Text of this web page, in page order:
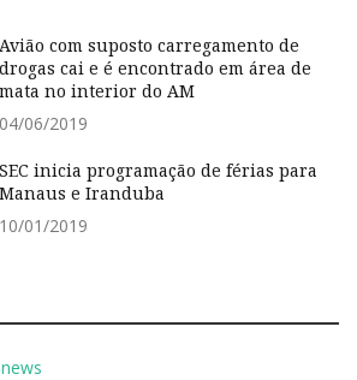
Avião com suposto carregamento de
drogas cai e é encontrado em área de
mata no interior do AM
04/06/2019
SEC inicia programação de férias para
Manaus e Iranduba
10/01/2019